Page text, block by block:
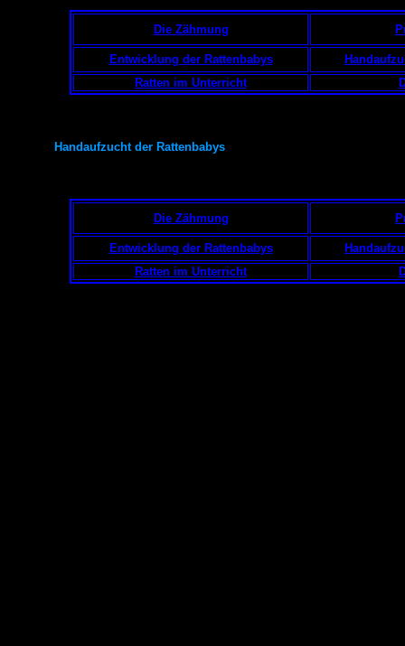
Die Zähmung
Entwicklung der Rattenbabys
Ratten im Unterricht
Handaufzucht der Rattenbabys
Die Zähmung
Entwicklung der Rattenbabys
Ratten im Unterricht